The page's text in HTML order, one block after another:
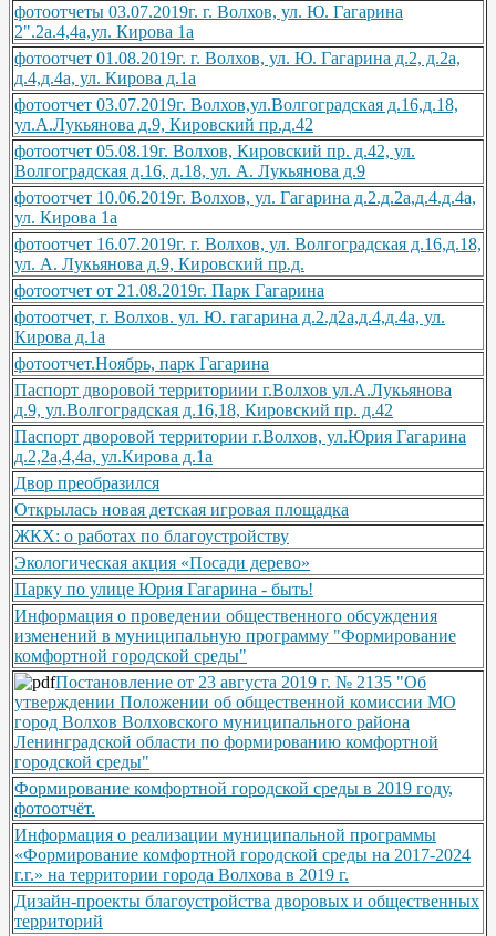
фотоотчеты 03.07.2019г. г. Волхов, ул. Ю. Гагарина
2".2а.4,4а,ул. Кирова 1а
фотоотчет 01.08.2019г. г. Волхов, ул. Ю. Гагарина д.2, д.2а,
д.4,д.4а, ул. Кирова д.1а
фотоотчет 03.07.2019г. Волхов,ул.Волгоградская д.16,д.18,
ул.А.Лукьянова д.9, Кировский пр.д.42
фотоотчет 05.08.19г. Волхов, Кировский пр. д.42, ул.
Волгоградская д.16, д.18, ул. А. Лукьянова д.9
фотоотчет 10.06.2019г. Волхов, ул. Гагарина д.2.д.2а,д.4.д.4а,
ул. Кирова 1а
фотоотчет 16.07.2019г. г. Волхов, ул. Волгоградская д.16,д.18,
ул. А. Лукьянова д.9, Кировский пр.д.
фотоотчет от 21.08.2019г. Парк Гагарина
фотоотчет, г. Волхов. ул. Ю. гагарина д.2.д2а,д.4,д.4а, ул.
Кирова д.1а
фотоотчет.Ноябрь, парк Гагарина
Паспорт дворовой территориии г.Волхов ул.А.Лукьянова
д.9, ул.Волгоградская д.16,18, Кировский пр. д.42
Паспорт дворовой территории г.Волхов, ул.Юрия Гагарина
д.2,2а,4,4а, ул.Кирова д.1а
Двор преобразился
Открылась новая детская игровая площадка
ЖКХ: о работах по благоустройству
Экологическая акция «Посади дерево»
Парку по улице Юрия Гагарина - быть!
Информация о проведении общественного обсуждения
изменений в муниципальную программу "Формирование
комфортной городской среды"
Постановление от 23 августа 2019 г. № 2135 "Об
утверждении Положении об общественной комиссии МО
город Волхов Волховского муниципального района
Ленинградской области по формированию комфортной
городской среды"
Формирование комфортной городской среды в 2019 году,
фотоотчёт.
Информация о реализации муниципальной программы
«Формирование комфортной городской среды на 2017-2024
г.г.» на территории города Волхова в 2019 г.
Дизайн-проекты благоустройства дворовых и общественных
территорий